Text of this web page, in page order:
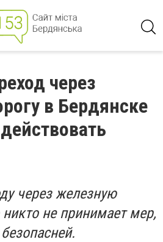
через
в Бердянске
через железную
не принимает мер,